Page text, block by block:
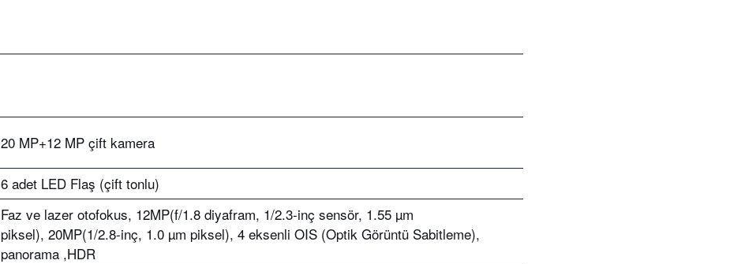
20 MP+12 MP çift kamera
6 adet LED Flaş (çift tonlu)
Faz ve lazer otofokus, 12MP(f/1.8 diyafram, 1/2.3-inç sensör, 1.55 µm
piksel), 20MP(1/2.8-inç, 1.0 µm piksel), 4 eksenli OIS (Optik Görüntü Sabitleme),
panorama ,HDR